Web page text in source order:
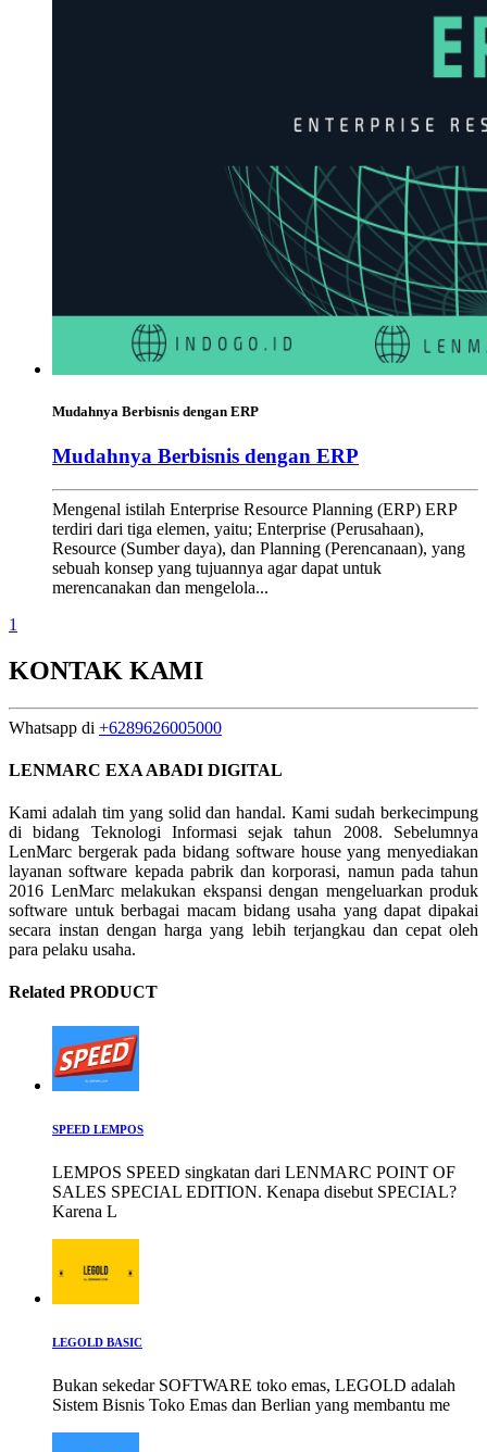
Mudahnya Berbisnis dengan ERP
Mudahnya Berbisnis dengan ERP
Mengenal istilah Enterprise Resource Planning (ERP) ERP
terdiri dari tiga elemen, yaitu; Enterprise (Perusahaan),
Resource (Sumber daya), dan Planning (Perencanaan), yang
sebuah konsep yang tujuannya agar dapat untuk
merencanakan dan mengelola...
1
KONTAK KAMI
Whatsapp di +6289626005000
LENMARC EXA ABADI DIGITAL
Kami adalah tim yang solid dan handal. Kami sudah berkecimpung
di bidang Teknologi Informasi sejak tahun 2008. Sebelumnya
LenMarc bergerak pada bidang software house yang menyediakan
layanan software kepada pabrik dan korporasi, namun pada tahun
2016 LenMarc melakukan ekspansi dengan mengeluarkan produk
software untuk berbagai macam bidang usaha yang dapat dipakai
secara instan dengan harga yang lebih terjangkau dan cepat oleh
para pelaku usaha.
Related PRODUCT
SPEED LEMPOS
LEMPOS SPEED singkatan dari LENMARC POINT OF
SALES SPECIAL EDITION. Kenapa disebut SPECIAL?
Karena L
LEGOLD BASIC
Bukan sekedar SOFTWARE toko emas, LEGOLD adalah
Sistem Bisnis Toko Emas dan Berlian yang membantu me